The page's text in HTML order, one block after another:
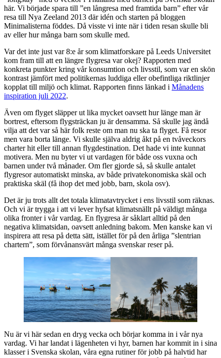
här. Vi började spara till ”en långresa med framtida barn” efter vår
resa till Nya Zeeland 2013 där idén och starten på bloggen
Minimalisterna föddes. Då visste vi inte när i tiden resan skulle bli
av eller hur många barn som skulle med.
Var det inte just var 8:e år som klimatforskare på Leeds Universitet
kom fram till att en längre flygresa var okej? Rapporten med
konkreta punkter kring vår konsumtion och livsstil, som var en skön
kontrast jämfört med politikernas luddiga eller obefintliga riktlinjer
kopplat till miljö och klimat. Rapporten finns länkad i Månadens
inspiration juli 2022.
Även om flyget släpper ut lika mycket oavsett hur länge man är
bortrest, eftersom flygsträckan ju är densamma. Så skulle jag ändå
vilja att det var så här folk reste om man nu ska ta flyget. Få resor
men vara borta länge. Vi skulle själva aldrig åkt på en tvåveckors
charter hit eller till annan flygdestination. Det hade vi inte kunnat
motivera. Men nu byter vi ut vardagen för både oss vuxna och
barnen under två månader. Om fler gjorde så, så skulle antalet
flygresor automatiskt minska, av både privatekonomiska skäl och
praktiska skäl (få ihop det med jobb, barn, skola osv).
Det är ju trots allt det totala klimatavtrycket i ens livsstil som räknas.
Och vi är trygga i att vi lever hyfsat klimatsnällt på väldigt många
olika fronter i vår vardag. En flygresa är såklart alltid på den
negativa klimatsidan, oavsett anledning bakom. Men kanske kan vi
inspirera att resa på detta sätt, istället för på den årliga ”slentrian
chartern”, som förvånansvärt många svenskar reser på.
Nu är vi här sedan en dryg vecka och börjar komma in i vår nya
vardag. Vi har landat i lägenheten vi hyr, barnen har kommit in i sina
klasser i Svenska skolan, våra egna rutiner för jobb på halvtid har